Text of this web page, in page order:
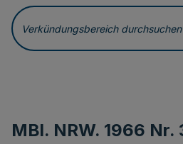
Verkündungsbereich durchsuchen
MBl. NRW. 1966 Nr.